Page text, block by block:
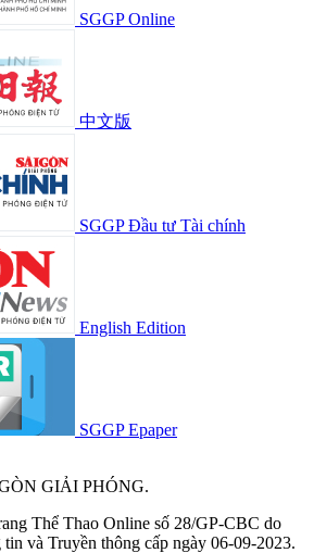
SGGP Online
中文版
SGGP Đầu tư Tài chính
English Edition
SGGP Epaper
GIẢI PHÓNG.
Thể Thao Online số 28/GP-CBC do
và Truyền thông cấp ngày 06-09-2023.